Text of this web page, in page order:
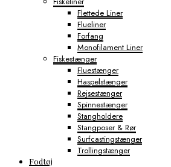
Flettede Liner
Flueliner
Forfang
Monofilament Liner
Fiskestænger
Fluestænger
Haspelstænger
Rejsestænger
Spinnestænger
Stangholdere
Stangposer & Rør
Surfcastingstænger
Trollingstænger
Fodtøj